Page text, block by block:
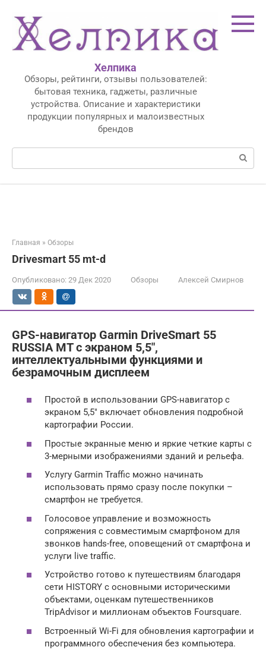
контенту
Хелпика
Обзоры, рейтинги, отзывы пользователей:
бытовая техника, гаджеты, различные
устройства. Описание и характеристики
продукции популярных и малоизвестных
брендов
Поиск:
Главная » Обзоры
Drivesmart 55 mt-d
Опубликовано: 29 Дек 2020 Обзоры Алексей Смирнов
GPS-навигатор Garmin DriveSmart 55
RUSSIA MT с экраном 5,5″,
интеллектуальными функциями и
безрамочным дисплеем
Простой в использовании GPS-навигатор с
экраном 5,5″ включает обновления подробной
картографии России.
Простые экранные меню и яркие четкие карты с
3-мерными изображениями зданий и рельефа.
Услугу Garmin Traffic можно начинать
использовать прямо сразу после покупки –
смартфон не требуется.
Голосовое управление и возможность
сопряжения с совместимым смартфоном для
звонков hands-free, оповещений от смартфона и
услуги live traffic.
Устройство готово к путешествиям благодаря
сети HISTORY с основными историческими
объектами, оценкам путешественников
TripAdvisor и миллионам объектов Foursquare.
Встроенный Wi-Fi для обновления картографии и
программного обеспечения без компьютера.